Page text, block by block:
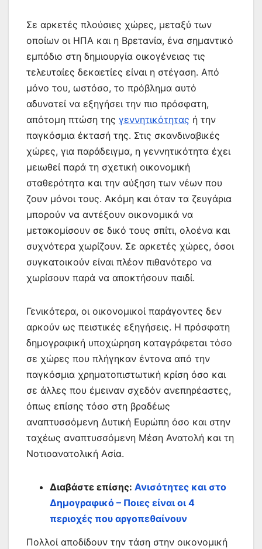
Σε αρκετές πλούσιες χώρες, μεταξύ των
οποίων οι ΗΠΑ και η Βρετανία, ένα σημαντικό
εμπόδιο στη δημιουργία οικογένειας τις
τελευταίες δεκαετίες είναι η στέγαση. Από
μόνο του, ωστόσο, το πρόβλημα αυτό
αδυνατεί να εξηγήσει την πιο πρόσφατη,
απότομη πτώση της γεννητικότητας ή την
παγκόσμια έκτασή της. Στις σκανδιναβικές
χώρες, για παράδειγμα, η γεννητικότητα έχει
μειωθεί παρά τη σχετική οικονομική
σταθερότητα και την αύξηση των νέων που
ζουν μόνοι τους. Ακόμη και όταν τα ζευγάρια
μπορούν να αντέξουν οικονομικά να
μετακομίσουν σε δικό τους σπίτι, ολοένα και
συχνότερα χωρίζουν. Σε αρκετές χώρες, όσοι
συγκατοικούν είναι πλέον πιθανότερο να
χωρίσουν παρά να αποκτήσουν παιδί.
Γενικότερα, οι οικονομικοί παράγοντες δεν
αρκούν ως πειστικές εξηγήσεις. Η πρόσφατη
δημογραφική υποχώρηση καταγράφεται τόσο
σε χώρες που πλήγηκαν έντονα από την
παγκόσμια χρηματοπιστωτική κρίση όσο και
σε άλλες που έμειναν σχεδόν ανεπηρέαστες,
όπως επίσης τόσο στη βραδέως
αναπτυσσόμενη Δυτική Ευρώπη όσο και στην
ταχέως αναπτυσσόμενη Μέση Ανατολή και τη
Νοτιοανατολική Ασία.
Διαβάστε επίσης: Ανισότητες και στο
Δημογραφικό – Ποιες είναι οι 4
περιοχές που αργοπεθαίνουν
Πολλοί αποδίδουν την τάση στην οικονομική